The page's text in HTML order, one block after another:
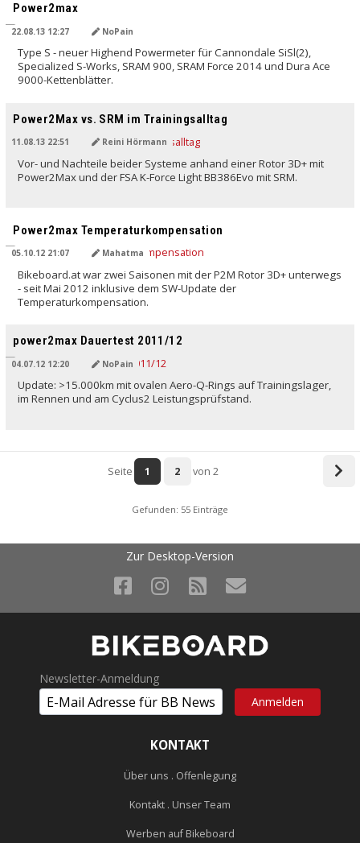
Power2max
22.08.13 12:27 NoPain
Type S - neuer Highend Powermeter für Cannondale SiSl(2),
Specialized S-Works, SRAM 900, SRAM Force 2014 und Dura Ace
9000-Kettenblätter.
Power2Max vs. SRM im Trainingsalltag
11.08.13 22:51 Reini Hörmann
Vor- und Nachteile beider Systeme anhand einer Rotor 3D+ mit
Power2Max und der FSA K-Force Light BB386Evo mit SRM.
Power2max Temperaturkompensation
05.10.12 21:07 Mahatma
Bikeboard.at war zwei Saisonen mit der P2M Rotor 3D+ unterwegs
- seit Mai 2012 inklusive dem SW-Update der
Temperaturkompensation.
power2max Dauertest 2011/12
04.07.12 12:20 NoPain
Update: >15.000km mit ovalen Aero-Q-Rings auf Trainingslager,
im Rennen und am Cyclus2 Leistungsprüfstand.
Seite 1 2 von 2
Gefunden: 55 Einträge
Zur Desktop-Version
Newsletter-Anmeldung
KONTAKT
Über uns . Offenlegung
Kontakt . Unser Team
Werben auf Bikeboard